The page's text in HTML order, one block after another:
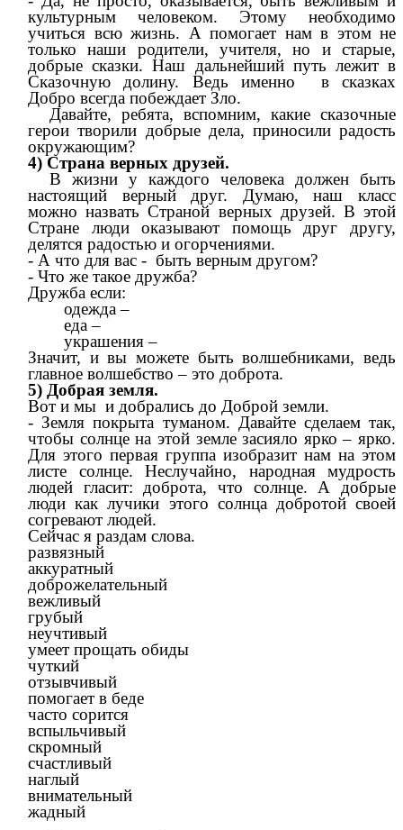
культурным человеком. Этому необходимо
учиться всю жизнь. А помогает нам в этом не
только наши родители, учителя, но и старые,
добрые сказки. Наш дальнейший путь лежит в
Сказочную долину. Ведь именно в сказках
Добро всегда побеждает Зло.
Давайте, ребята, вспомним, какие сказочные
герои творили добрые дела, приносили радость
окружающим?
4) Страна верных друзей.
В жизни у каждого человека должен быть
настоящий верный друг. Думаю, наш класс
можно назвать Страной верных друзей. В этой
Стране люди оказывают помощь друг другу,
делятся радостью и огорчениями.
- А что для вас - быть верным другом?
- Что же такое дружба?
Дружба если:
одежда –
еда –
украшения –
Значит, и вы можете быть волшебниками, ведь
главное волшебство – это доброта.
5) Добрая земля.
Вот и мы и добрались до Доброй земли.
- Земля покрыта туманом. Давайте сделаем так,
чтобы солнце на этой земле засияло ярко – ярко.
Для этого первая группа изобразит нам на этом
листе солнце. Неслучайно, народная мудрость
людей гласит: доброта, что солнце. А добрые
люди как лучики этого солнца добротой своей
согревают людей.
Сейчас я раздам слова.
развязный
аккуратный
доброжелательный
вежливый
грубый
неучтивый
умеет прощать обиды
чуткий
отзывчивый
помогает в беде
часто сорится
вспыльчивый
скромный
счастливый
наглый
внимательный
жадный